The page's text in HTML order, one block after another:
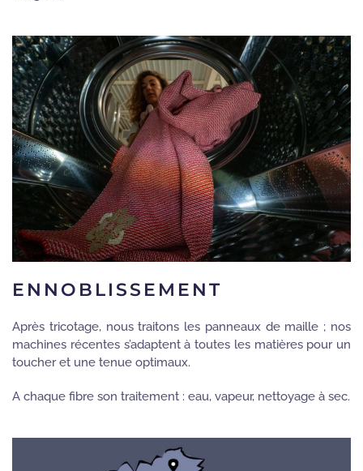
ENNOBLISSEMENT
Après tricotage, nous traitons les panneaux de maille ; nos
machines récentes s’adaptent à toutes les matières pour un
toucher et une tenue optimaux.
A chaque fibre son traitement : eau, vapeur, nettoyage à sec.